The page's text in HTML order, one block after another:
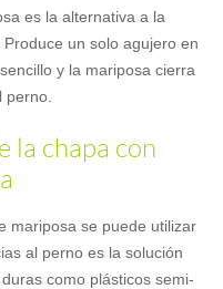
es la alternativa a la
un solo agujero en
y la mariposa cierra
la chapa con
mariposa se puede utilizar
al perno es la solución
como plásticos semi-